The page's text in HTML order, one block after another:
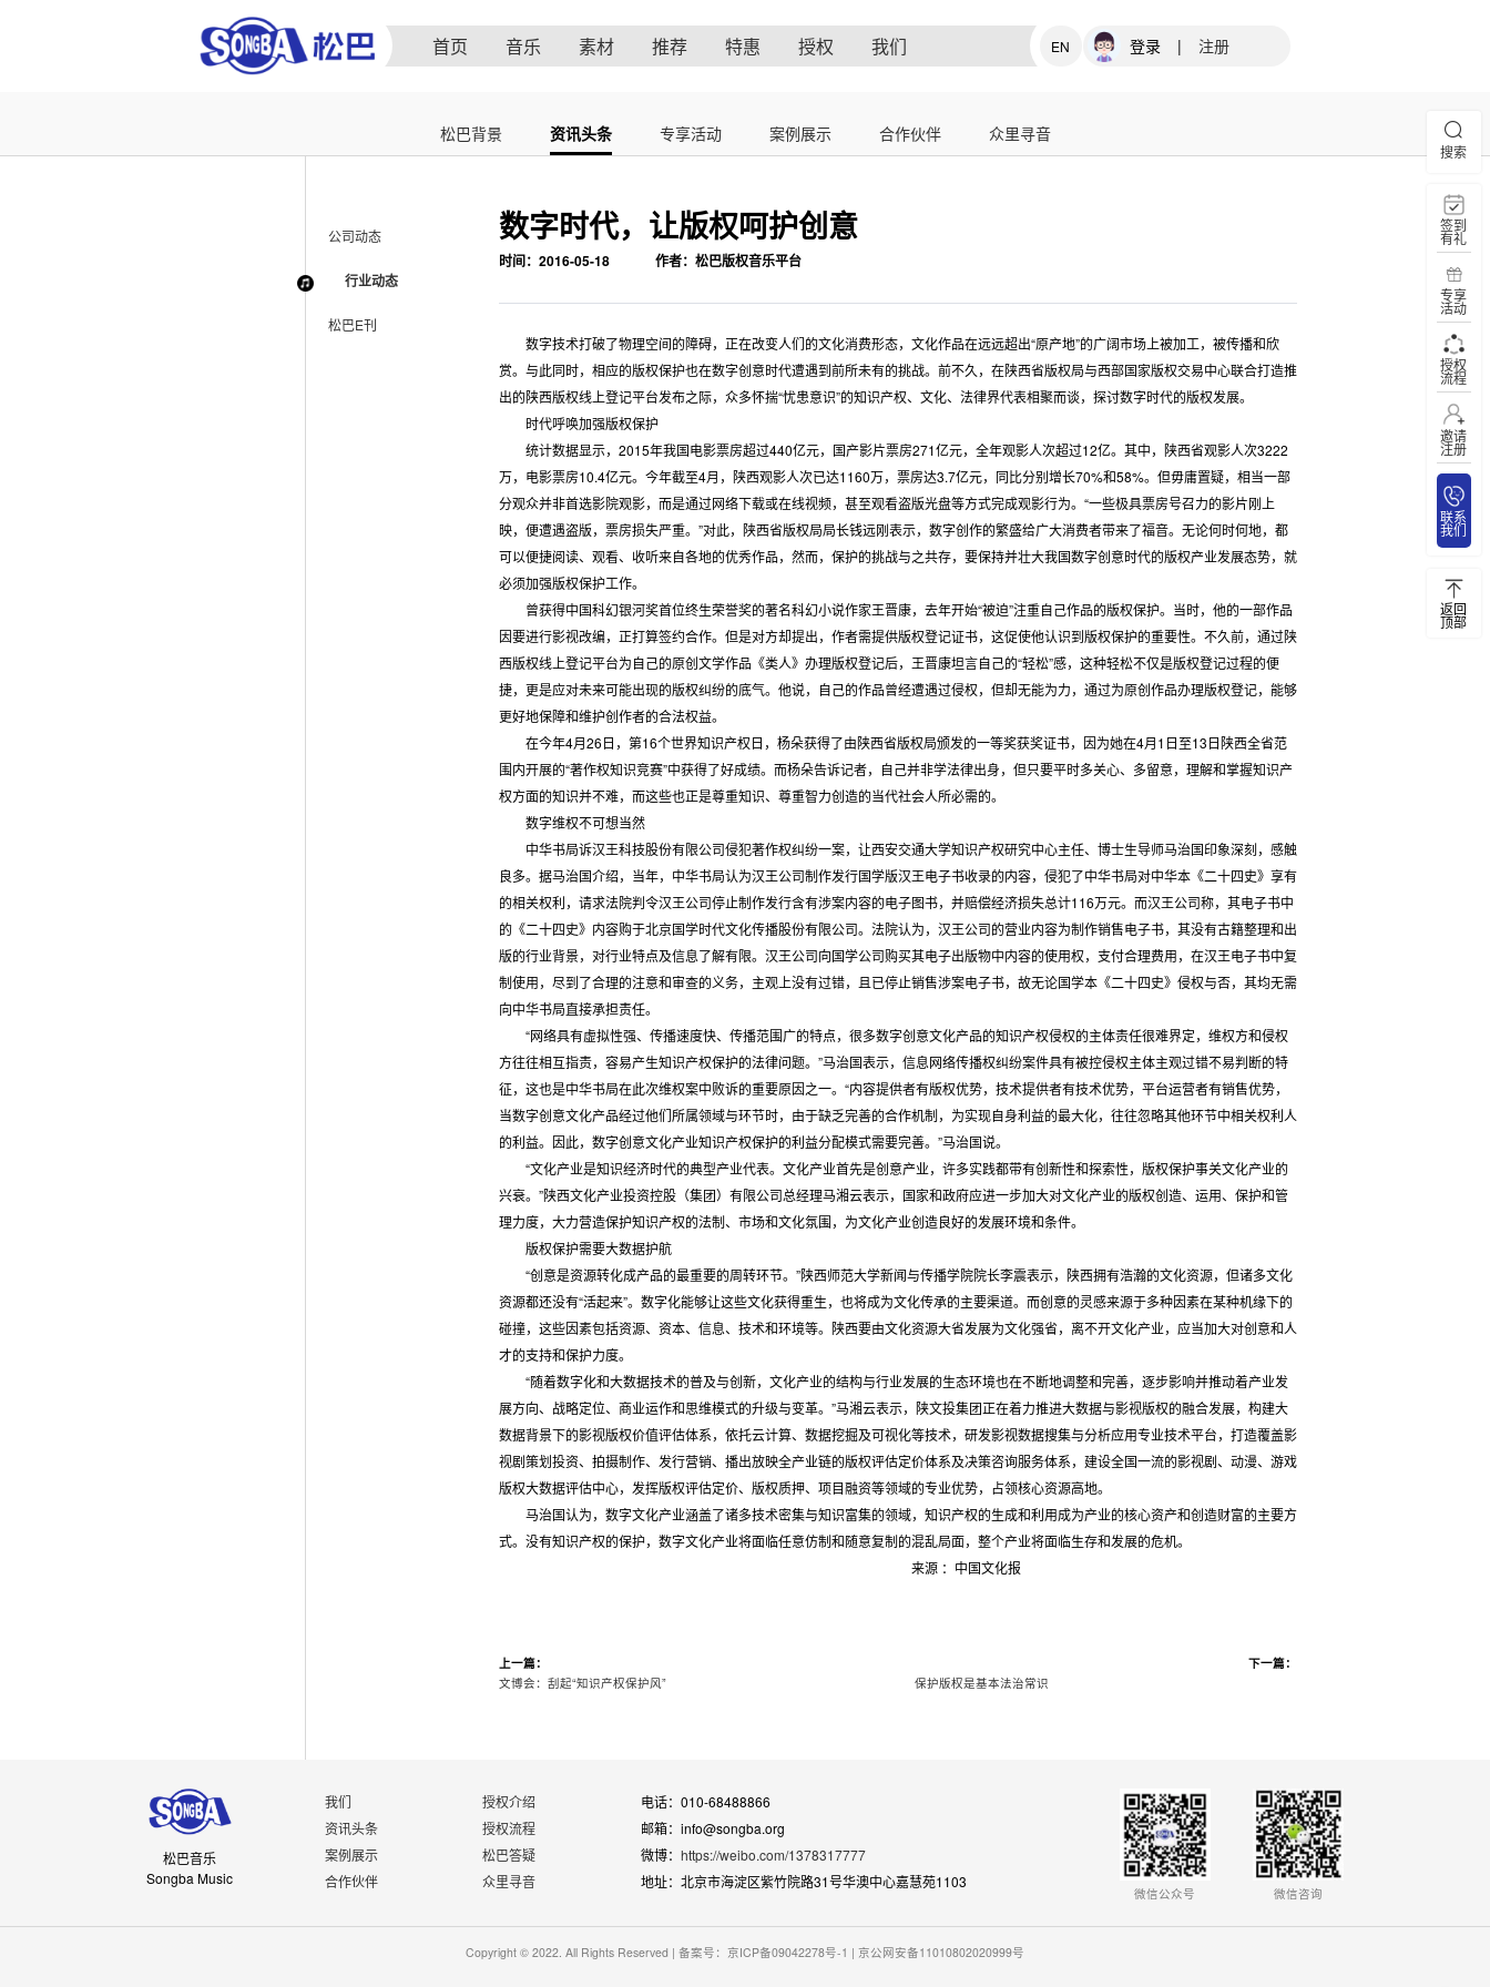
首页 音乐 素材 推荐 特惠 授权 我们 EN 登录 | 注册
松巴背景 资讯头条 专享活动 案例展示 合作伙伴 众里寻音
公司动态
行业动态
松巴E刊
数字时代，让版权呵护创意
时间：2016-05-18 作者：松巴版权音乐平台
数字技术打破了物理空间的障碍，正在改变人们的文化消费形态，文化作品在远远超出“原产地”的广阔市场上被加工，被传播和欣
赏。与此同时，相应的版权保护也在数字创意时代遭遇到前所未有的挑战。前不久，在陕西省版权局与西部国家版权交易中心联合打造推
出的陕西版权线上登记平台发布之际，众多怀揣“忧患意识”的知识产权、文化、法律界代表相聚而谈，探讨数字时代的版权发展。
时代呼唤加强版权保护
统计数据显示，2015年我国电影票房超过440亿元，国产影片票房271亿元，全年观影人次超过12亿。其中，陕西省观影人次3222
万，电影票房10.4亿元。今年截至4月，陕西观影人次已达1160万，票房达3.7亿元，同比分别增长70%和58%。但毋庸置疑，相当一部
分观众并非首选影院观影，而是通过网络下载或在线视频，甚至观看盗版光盘等方式完成观影行为。“一些极具票房号召力的影片刚上
映，便遭遇盗版，票房损失严重。”对此，陕西省版权局局长钱远刚表示，数字创作的繁盛给广大消费者带来了福音。无论何时何地，都
可以便捷阅读、观看、收听来自各地的优秀作品，然而，保护的挑战与之共存，要保持并壮大我国数字创意时代的版权产业发展态势，就
必须加强版权保护工作。
曾获得中国科幻银河奖首位终生荣誉奖的著名科幻小说作家王晋康，去年开始“被迫”注重自己作品的版权保护。当时，他的一部作品
因要进行影视改编，正打算签约合作。但是对方却提出，作者需提供版权登记证书，这促使他认识到版权保护的重要性。不久前，通过陕
西版权线上登记平台为自己的原创文学作品《类人》办理版权登记后，王晋康坦言自己的“轻松”感，这种轻松不仅是版权登记过程的便
捷，更是应对未来可能出现的版权纠纷的底气。他说，自己的作品曾经遭遇过侵权，但却无能为力，通过为原创作品办理版权登记，能够
更好地保障和维护创作者的合法权益。
在今年4月26日，第16个世界知识产权日，杨朵获得了由陕西省版权局颁发的一等奖获奖证书，因为她在4月1日至13日陕西全省范
围内开展的“著作权知识竞赛”中获得了好成绩。而杨朵告诉记者，自己并非学法律出身，但只要平时多关心、多留意，理解和掌握知识产
权方面的知识并不难，而这些也正是尊重知识、尊重智力创造的当代社会人所必需的。
数字维权不可想当然
中华书局诉汉王科技股份有限公司侵犯著作权纠纷一案，让西安交通大学知识产权研究中心主任、博士生导师马治国印象深刻，感触
良多。据马治国介绍，当年，中华书局认为汉王公司制作发行国学版汉王电子书收录的内容，侵犯了中华书局对中华本《二十四史》享有
的相关权利，请求法院判令汉王公司停止制作发行含有涉案内容的电子图书，并赔偿经济损失总计116万元。而汉王公司称，其电子书中
的《二十四史》内容购于北京国学时代文化传播股份有限公司。法院认为，汉王公司的营业内容为制作销售电子书，其没有古籍整理和出
版的行业背景，对行业特点及信息了解有限。汉王公司向国学公司购买其电子出版物中内容的使用权，支付合理费用，在汉王电子书中复
制使用，尽到了合理的注意和审查的义务，主观上没有过错，且已停止销售涉案电子书，故无论国学本《二十四史》侵权与否，其均无需
向中华书局直接承担责任。
“网络具有虚拟性强、传播速度快、传播范围广的特点，很多数字创意文化产品的知识产权侵权的主体责任很难界定，维权方和侵权
方往往相互指责，容易产生知识产权保护的法律问题。”马治国表示，信息网络传播权纠纷案件具有被控侵权主体主观过错不易判断的特
征，这也是中华书局在此次维权案中败诉的重要原因之一。“内容提供者有版权优势，技术提供者有技术优势，平台运营者有销售优势，
当数字创意文化产品经过他们所属领域与环节时，由于缺乏完善的合作机制，为实现自身利益的最大化，往往忽略其他环节中相关权利人
的利益。因此，数字创意文化产业知识产权保护的利益分配模式需要完善。”马治国说。
“文化产业是知识经济时代的典型产业代表。文化产业首先是创意产业，许多实践都带有创新性和探索性，版权保护事关文化产业的
兴衰。”陕西文化产业投资控股（集团）有限公司总经理马湘云表示，国家和政府应进一步加大对文化产业的版权创造、运用、保护和管
理力度，大力营造保护知识产权的法制、市场和文化氛围，为文化产业创造良好的发展环境和条件。
版权保护需要大数据护航
“创意是资源转化成产品的最重要的周转环节。”陕西师范大学新闻与传播学院院长李震表示，陕西拥有浩瀚的文化资源，但诸多文化
资源都还没有“活起来”。数字化能够让这些文化获得重生，也将成为文化传承的主要渠道。而创意的灵感来源于多种因素在某种机缘下的
碰撞，这些因素包括资源、资本、信息、技术和环境等。陕西要由文化资源大省发展为文化强省，离不开文化产业，应当加大对创意和人
才的支持和保护力度。
“随着数字化和大数据技术的普及与创新，文化产业的结构与行业发展的生态环境也在不断地调整和完善，逐步影响并推动着产业发
展方向、战略定位、商业运作和思维模式的升级与变革。”马湘云表示，陕文投集团正在着力推进大数据与影视版权的融合发展，构建大
数据背景下的影视版权价值评估体系，依托云计算、数据挖掘及可视化等技术，研发影视数据搜集与分析应用专业技术平台，打造覆盖影
视剧策划投资、拍摄制作、发行营销、播出放映全产业链的版权评估定价体系及决策咨询服务体系，建设全国一流的影视剧、动漫、游戏
版权大数据评估中心，发挥版权评估定价、版权质押、项目融资等领域的专业优势，占领核心资源高地。
马治国认为，数字文化产业涵盖了诸多技术密集与知识富集的领域，知识产权的生成和利用成为产业的核心资产和创造财富的主要方
式。没有知识产权的保护，数字文化产业将面临任意仿制和随意复制的混乱局面，整个产业将面临生存和发展的危机。
来源 ：中国文化报
上一篇：
文博会：刮起“知识产权保护风”
下一篇：
保护版权是基本法治常识
松巴音乐
Songba Music
我们
资讯头条
案例展示
合作伙伴
授权介绍
授权流程
松巴答疑
众里寻音
电话：010-68488866
邮箱：info@songba.org
微博： https://weibo.com/1378317777
地址：北京市海淀区紫竹院路31号华澳中心嘉慧苑1103
微信公众号 微信咨询
Copyright © 2022. All Rights Reserved | 备案号：京ICP备09042278号-1 | 京公网安备11010802020999号
搜索
签到
有礼
专享
活动
授权
流程
邀请
注册
联系
我们
返回
顶部